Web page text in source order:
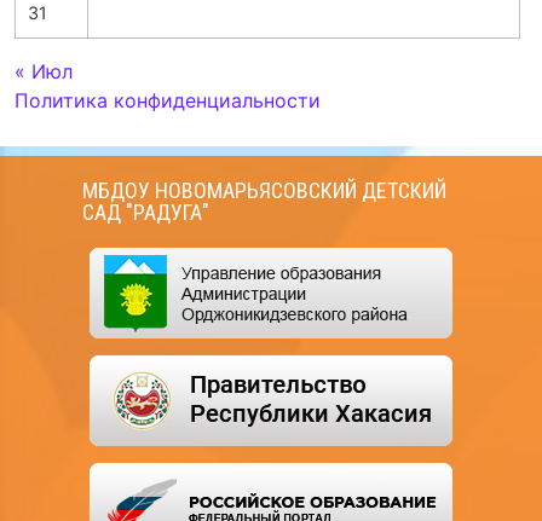
31
« Июл
Политика конфиденциальности
МБДОУ НОВОМАРЬЯСОВСКИЙ ДЕТСКИЙ
САД "РАДУГА"